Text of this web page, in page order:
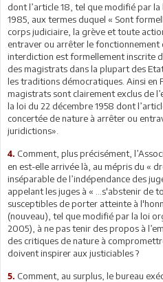
dont l’article 18, tel que modifié par
1985, aux termes duquel « Sont
corps judiciaire, la grève et toute
entraver ou arrêter le fonctionnement
interdiction est formellement inscrite
des magistrats dans la plupart des
les traditions démocratiques. Ainsi en
magistrats sont clairement exclus de
la loi du 22 décembre 1958 dont
concertée de nature à arrêter ou
juridictions».
4. Comment, plus précisément,
en est-elle arrivée là, au mépris du «
inséparable de l’indépendance des
appelant les juges à « …s'abstenir de
susceptibles de porter atteinte à
(nouveau), tel que modifié par la loi
2005), à ne pas tenir des propos à
des critiques de nature à
doivent inspirer aux justiciables ?
5. Comment, au surplus, le bureau